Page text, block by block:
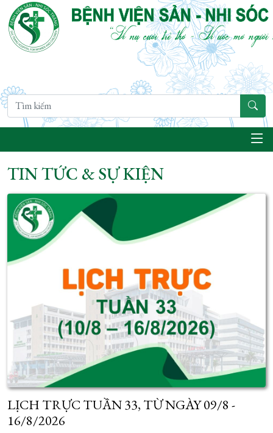
TIN TỨC & SỰ KIỆN
LỊCH TRỰC TUẦN 33, TỪ NGÀY 09/8 -
16/8/2026